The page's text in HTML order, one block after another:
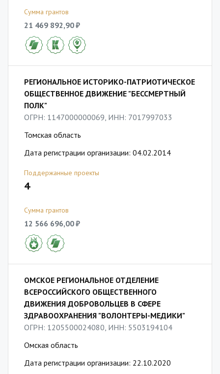
Сумма грантов
21 469 892,90 ₽
РЕГИОНАЛЬНОЕ ИСТОРИКО-ПАТРИОТИЧЕСКОЕ
ОБЩЕСТВЕННОЕ ДВИЖЕНИЕ "БЕССМЕРТНЫЙ
ПОЛК"
ОГРН: 1147000000069, ИНН: 7017997033
Томская область
Дата регистрации организации: 04.02.2014
Поддержанные проекты
4
Сумма грантов
12 566 696,00 ₽
ОМСКОЕ РЕГИОНАЛЬНОЕ ОТДЕЛЕНИЕ
ВСЕРОССИЙСКОГО ОБЩЕСТВЕННОГО
ДВИЖЕНИЯ ДОБРОВОЛЬЦЕВ В СФЕРЕ
ЗДРАВООХРАНЕНИЯ "ВОЛОНТЕРЫ-МЕДИКИ"
ОГРН: 1205500024080, ИНН: 5503194104
Омская область
Дата регистрации организации: 22.10.2020